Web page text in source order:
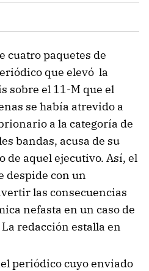
cuatro paquetes de
que elevó la
sobre el 11-M que el
se había atrevido a
a la categoría de
bandas, acusa de su
de aquel ejecutivo. Así, el
despide con un
las consecuencias
nefasta en un caso de
redacción estalla en
periódico cuyo enviado